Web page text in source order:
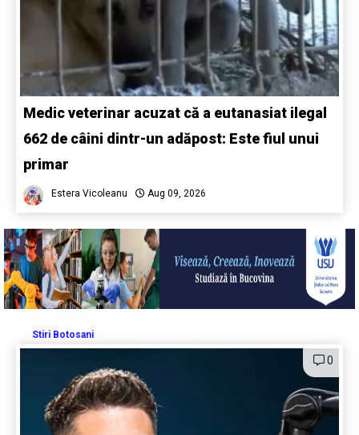
Medic veterinar acuzat că a eutanasiat ilegal
662 de câini dintr-un adăpost: Este fiul unui
primar
Estera Vicoleanu Aug 09, 2026
Stiri Botosani
0